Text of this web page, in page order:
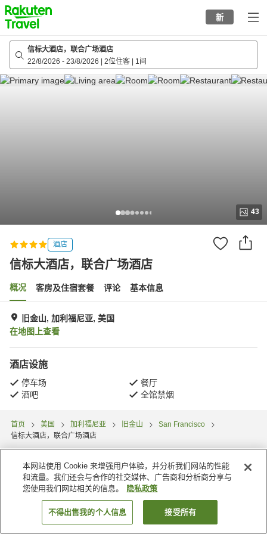
to
top
page
新
信标大酒店，联合广场酒店
22/8/2026 - 23/8/2026 2位住客 1间
43
酒店
信标大酒店，联合广场酒店
概况 客房及住宿套餐 评论 基本信息
旧金山, 加利福尼亚, 美国
在地图上查看
酒店设施
停车场
餐厅
酒吧
全馆禁烟
首页 美国 加利福尼亚 旧金山
San Francisco
信标大酒店，联合广场酒店
搜索客房
本网站使用 Cookie 来增强用户体验，并分析我们网站的性能
和流量。我们还会与合作的社交媒体、广告商和分析商分享与
您使用我们网站相关的信息。
隐私政策
不得出售我的个人信息 接受所有